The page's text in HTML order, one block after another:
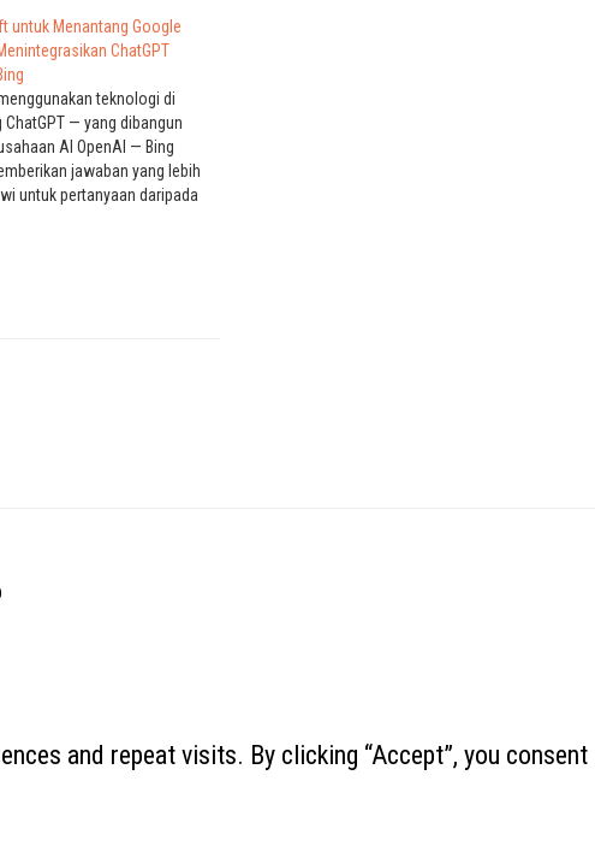
untuk Menantang Google
ChatGPT
teknologi di
ChatGPT — yang dibangun
AI OpenAI — Bing
jawaban yang lebih
untuk pertanyaan daripada
and repeat visits. By clicking “Accept”, you consent